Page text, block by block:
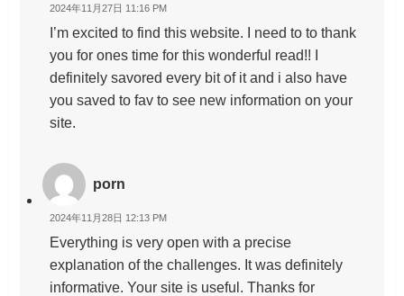
2024年11月27日 11:16 PM
I’m excited to find this website. I need to to thank
you for ones time for this wonderful read!! I
definitely savored every bit of it and i also have
you saved to fav to see new information on your
site.
porn
2024年11月28日 12:13 PM
Everything is very open with a precise
explanation of the challenges. It was definitely
informative. Your site is useful. Thanks for